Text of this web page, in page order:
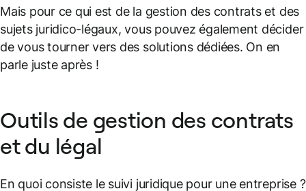
Mais pour ce qui est de la gestion des contrats et des
sujets juridico-légaux, vous pouvez également décider
de vous tourner vers des solutions dédiées. On en
parle juste après !
Outils de gestion des contrats
et du légal
En quoi consiste le suivi juridique pour une entreprise ?